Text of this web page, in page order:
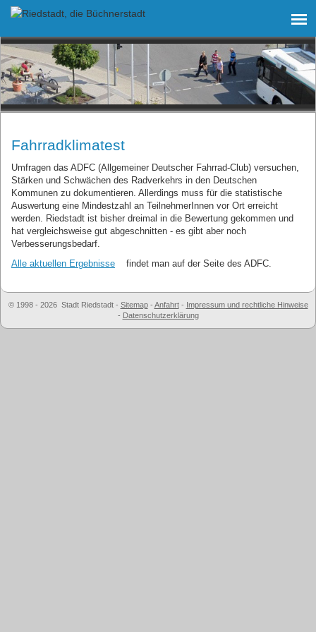
Fahrradklimatest
Umfragen das ADFC (Allgemeiner Deutscher Fahrrad-Club) versuchen,
Stärken und Schwächen des Radverkehrs in den Deutschen
Kommunen zu dokumentieren. Allerdings muss für die statistische
Auswertung eine Mindestzahl an TeilnehmerInnen vor Ort erreicht
werden. Riedstadt ist bisher dreimal in die Bewertung gekommen und
hat vergleichsweise gut abgeschnitten - es gibt aber noch
Verbesserungsbedarf.
Alle aktuellen Ergebnisse
findet man auf der Seite des ADFC.
© 1998 - 2026 Stadt Riedstadt - Sitemap- Anfahrt- Impressum und rechtliche Hinweise
- Datenschutzerklärung